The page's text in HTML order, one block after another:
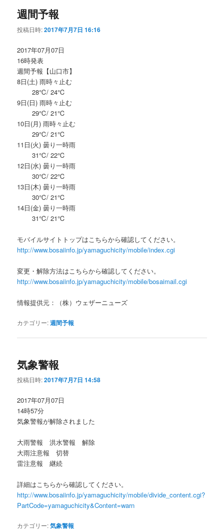
週間予報
投稿日時:2017年7月7日 16:16
2017年07月07日
16時発表
週間予報【山口市】
8日(土) 雨時々止む
28℃/ 24℃
9日(日) 雨時々止む
29℃/ 21℃
10日(月) 雨時々止む
29℃/ 21℃
11日(火) 曇り一時雨
31℃/ 22℃
12日(水) 曇り一時雨
30℃/ 22℃
13日(木) 曇り一時雨
30℃/ 21℃
14日(金) 曇り一時雨
31℃/ 21℃
モバイルサイトトップはこちらから確認してください。
http://www.bosaiinfo.jp/yamaguchicity/mobile/index.cgi
変更・解除方法はこちらから確認してください。
http://www.bosaiinfo.jp/yamaguchicity/mobile/bosaimail.cgi
情報提供元：（株）ウェザーニューズ
カテゴリー:週間予報
気象警報
投稿日時:2017年7月7日 14:58
2017年07月07日
14時57分
気象警報が解除されました
大雨警報 洪水警報 解除
大雨注意報 切替
雷注意報 継続
詳細はこちらから確認してください。
http://www.bosaiinfo.jp/yamaguchicity/mobile/divide_content.cgi?
PartCode=yamaguchicity&Content=warn
カテゴリー:気象警報